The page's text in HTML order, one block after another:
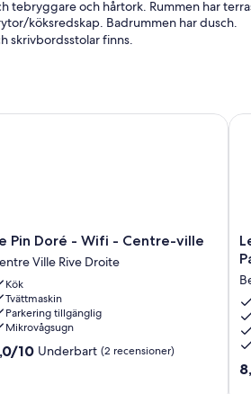
tebryggare och hårtork. Rummen har
köksredskap. Badrummen har dusch.
skrivbordsstolar finns.
Pin Doré - Wifi - Centre-ville
Ville Rive Droite
Kök
Tvättmaskin
Parkering tillgänglig
Mikrovågsugn
10 Underbart (2 recensioner)
Doré - Wifi - Centre-ville
Le
Le